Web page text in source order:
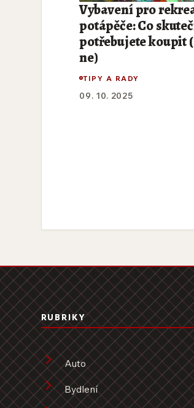
Vybavení pro
potápěče: Co
potřebujete koupit
ne)
TIPY A RADY
09. 10. 2025
RUBRIKY
Auto
Bydlení